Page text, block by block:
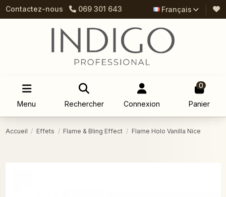
Contactez-nous 069 301 643 Français
Menu Rechercher Connexion
0
Panier
Accueil Effets Flame & Bling Effect Flame Holo Vanilla Nice